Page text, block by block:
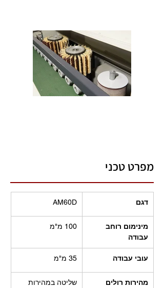
מפרט טכני
דגם AM60D
מינימום רוחב
עבודה
100 מ"מ
עובי עבודה 35 מ"מ
מהירות רולים
שליטה במהירות